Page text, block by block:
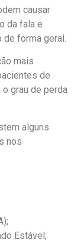
causar
da fala e
forma geral.
mais
de
grau de perda
alguns
nos
Estável;